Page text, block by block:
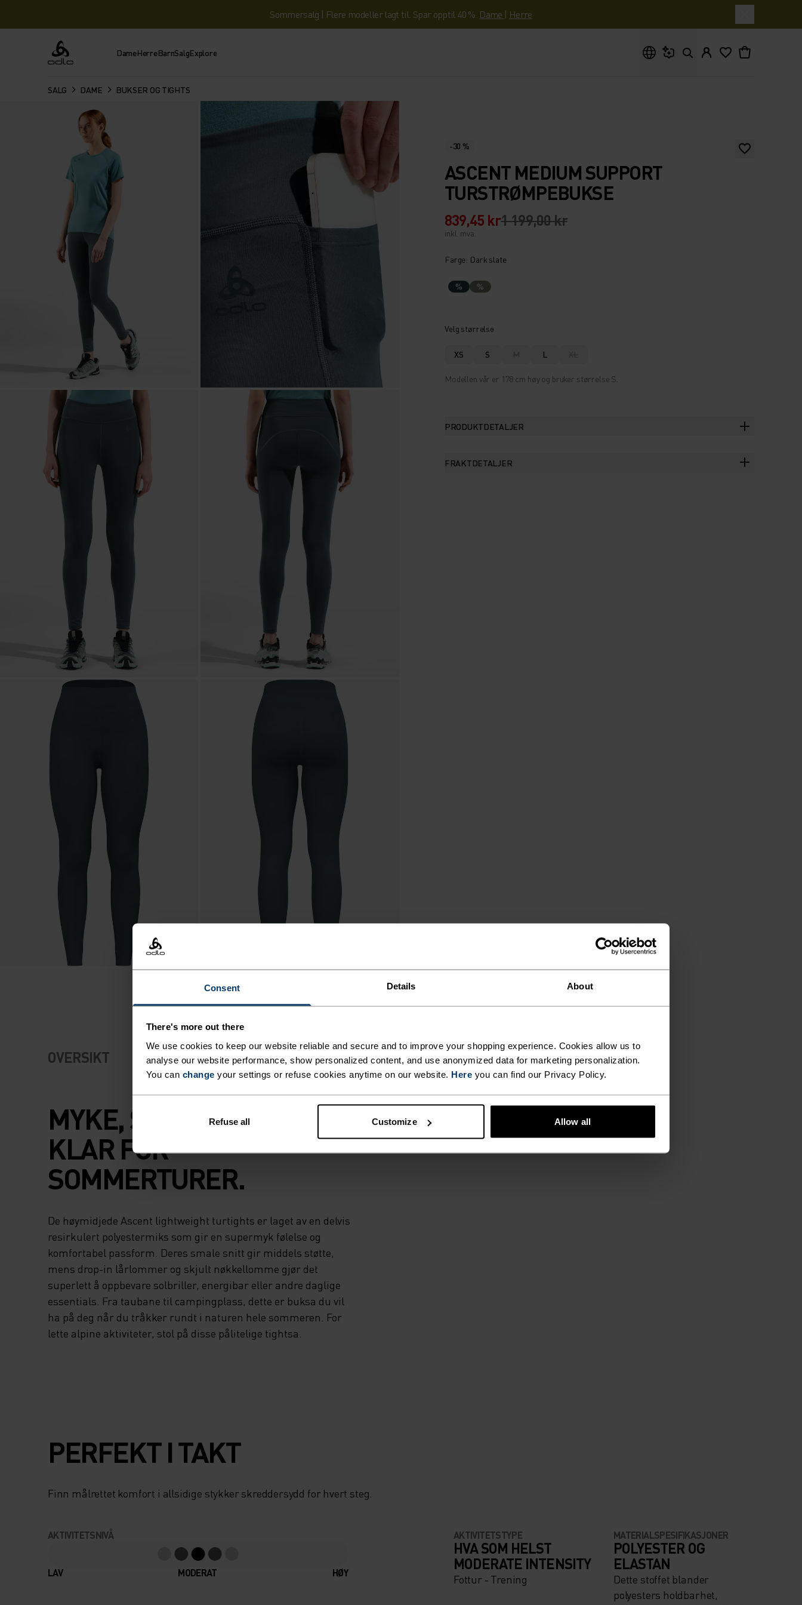
Consent Details About
There's more out there
We use cookies to keep our website reliable and secure and to improve your shopping experience. Cookies allow us to
analyse our website performance, show personalized content, and use anonymized data for marketing personalization.
You can change your settings or refuse cookies anytime on our website. Here you can find our Privacy Policy.
Refuse all Customize Allow all
Sommersalg | Flere modeller lagt til. Spar opptil 40 %. Dame | Herre
Odlo DameHerreBarnSalgExplore
SALG DAME BUKSER OG TIGHTS
-30 %
ASCENT MEDIUM SUPPORT
TURSTRØMPEBUKSE
839,45 kr1 199,00 kr
inkl. mva.
Farge: Dark slate
% %
Velg størrelse
XS S M L XL
Modellen vår er 178 cm høy og bruker størrelse S.
PRODUKTDETALJER
FRAKTDETALJER
OVERSIKT
MYKE, STRETCHIGE,
KLAR FOR
SOMMERTURER.
De høymidjede Ascent lightweight turtights er laget av en delvis
resirkulert polyestermiks som gir en supermyk følelse og
komfortabel passform. Deres smale snitt gir middels støtte,
mens drop-in lårlommer og skjult nøkkellomme gjør det
superlett å oppbevare solbriller, energibar eller andre daglige
essentials. Fra taubane til campingplass, dette er buksa du vil
ha på deg når du tråkker rundt i naturen hele sommeren. For
lette alpine aktiviteter, stol på disse pålitelige tightsa.
PERFEKT I TAKT
Finn målrettet komfort i allsidige stykker skreddersydd for hvert steg.
AKTIVITETSNIVÅ
LAV MODERAT HØY
AKTIVITETSTYPE
HVA SOM HELST
MODERATE INTENSITY
Fottur - Trening
MATERIALSPESIFIKASJONER
POLYESTER OG
ELASTAN
Dette stoffet blander
polyesters holdbarhet,